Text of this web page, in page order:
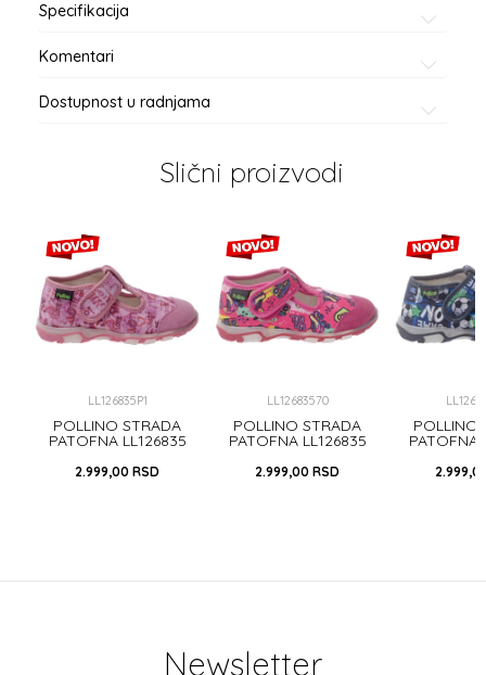
Specifikacija
Komentari
Dostupnost u radnjama
Slični proizvodi
LL126835P1
POLLINO STRADA
PATOFNA LL126835
2.999,00 RSD
LL12683570
POLLINO STRADA
PATOFNA LL126835
2.999,00 RSD
POLLINO
PATOFNA
Newsletter